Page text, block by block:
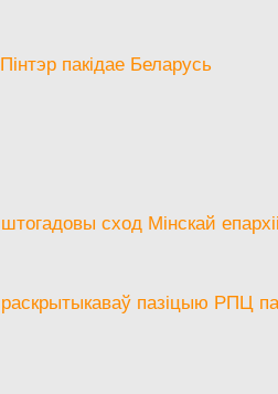
пакідае Беларусь
сход Мінскай
пазіцыю РПЦ